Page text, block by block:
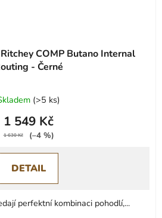
COMP Butano Internal
- Černé
(>5 ks)
1 549 Kč
1 630 Kč (–4 %)
DETAIL
perfektní kombinaci pohodlí,...